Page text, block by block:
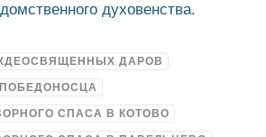
духовенства.
ДАРОВ
СПАСА В КОТОВО